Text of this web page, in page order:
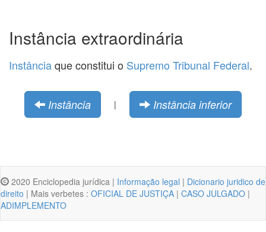
Instância extraordinária
Instânciaque constitui o Supremo Tribunal Federal.
Instância | Instância inferior
2020 Enciclopedia jurídica | Informação legal | Dicionario juridico de
direito | Mais verbetes : OFICIAL DE JUSTIÇA | CASO JULGADO |
ADIMPLEMENTO